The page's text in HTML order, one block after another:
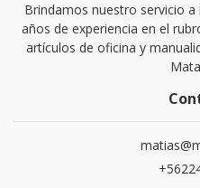
Brindamos nuestro servicio
años de experiencia en el
artículos de oficina y